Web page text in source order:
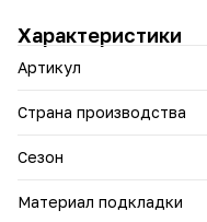
• Комфортная стелька
носке.
Миранда сочетает
Характеристики
Артикул
Страна производства
Сезон
Материал подкладки